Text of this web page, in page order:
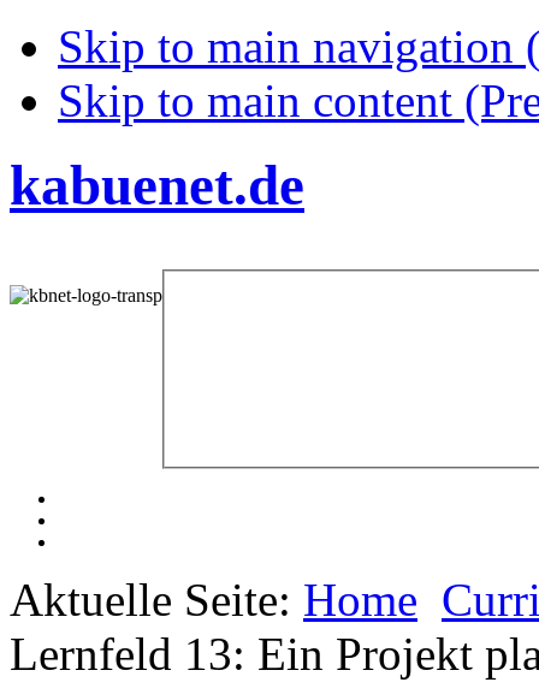
Skip to main navigation
Skip to main content
kabuenet.de
Aktuelle Seite: Home
Lernfeld 13: Ein Projekt